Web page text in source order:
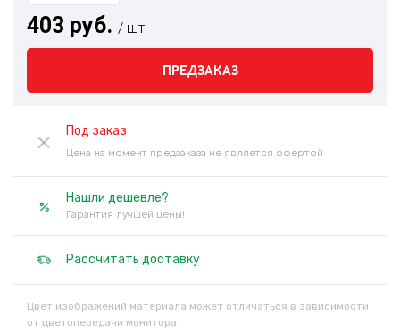
403 руб. / шт
ПРЕДЗАКАЗ
Под заказ
Цена на момент предзаказа не является офертой
Нашли дешевле?
Гарантия лучшей цены!
Рассчитать доставку
Цвет изображений материала может отличаться в зависимости
от цветопередачи монитора.